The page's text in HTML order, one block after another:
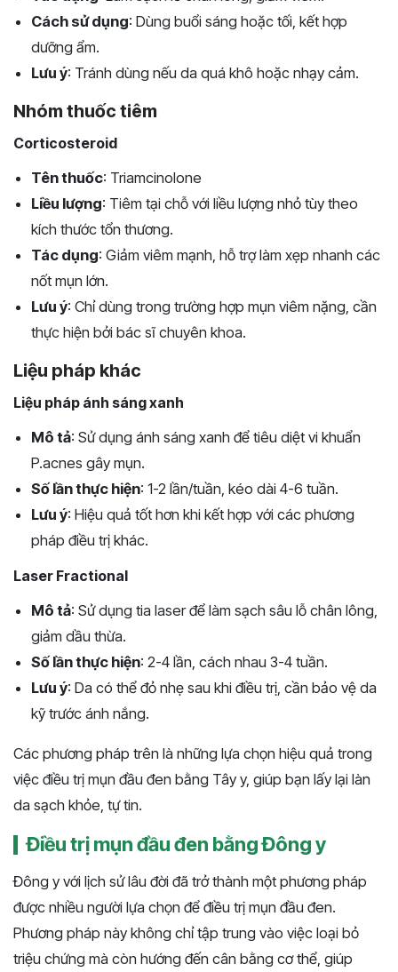
Cách sử dụng: Dùng buổi sáng hoặc tối, kết hợp
dưỡng ẩm.
Lưu ý: Tránh dùng nếu da quá khô hoặc nhạy cảm.
Nhóm thuốc tiêm
Corticosteroid
Tên thuốc: Triamcinolone
Liều lượng: Tiêm tại chỗ với liều lượng nhỏ tùy theo
kích thước tổn thương.
Tác dụng: Giảm viêm mạnh, hỗ trợ làm xẹp nhanh các
nốt mụn lớn.
Lưu ý: Chỉ dùng trong trường hợp mụn viêm nặng, cần
thực hiện bởi bác sĩ chuyên khoa.
Liệu pháp khác
Liệu pháp ánh sáng xanh
Mô tả: Sử dụng ánh sáng xanh để tiêu diệt vi khuẩn
P.acnes gây mụn.
Số lần thực hiện: 1-2 lần/tuần, kéo dài 4-6 tuần.
Lưu ý: Hiệu quả tốt hơn khi kết hợp với các phương
pháp điều trị khác.
Laser Fractional
Mô tả: Sử dụng tia laser để làm sạch sâu lỗ chân lông,
giảm dầu thừa.
Số lần thực hiện: 2-4 lần, cách nhau 3-4 tuần.
Lưu ý: Da có thể đỏ nhẹ sau khi điều trị, cần bảo vệ da
kỹ trước ánh nắng.
Các phương pháp trên là những lựa chọn hiệu quả trong
việc điều trị mụn đầu đen bằng Tây y, giúp bạn lấy lại làn
da sạch khỏe, tự tin.
Điều trị mụn đầu đen bằng Đông y
Đông y với lịch sử lâu đời đã trở thành một phương pháp
được nhiều người lựa chọn để điều trị mụn đầu đen.
Phương pháp này không chỉ tập trung vào việc loại bỏ
triệu chứng mà còn hướng đến cân bằng cơ thể, giúp